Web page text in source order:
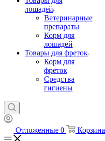
лошадей
Ветеринарные
препараты
Корм для
лошадей
Товары для фреток
Корм для
фреток
Средства
гигиены
Отложенные 0 Корзина